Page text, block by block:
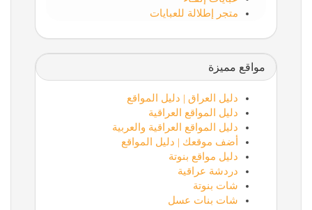
متجر إطلالة للعبايات
مواقع مميزة
دليل العراق | دليل المواقع
دليل المواقع العراقية
دليل المواقع العراقية والعربية
أضف موقعك | دليل المواقع
دليل مواقع بنوتة
دردشة عراقية
شات بنوتة
شات بنات عسل